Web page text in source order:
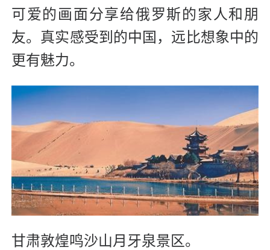
可爱的画面分享给俄罗斯的家人和朋
友。真实感受到的中国，远比想象中的
更有魅力。
甘肃敦煌鸣沙山月牙泉景区。